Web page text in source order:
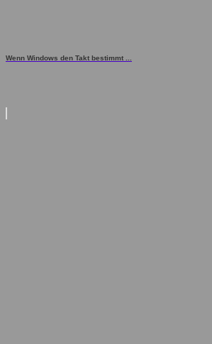
Wenn Windows den Takt bestimmt ...